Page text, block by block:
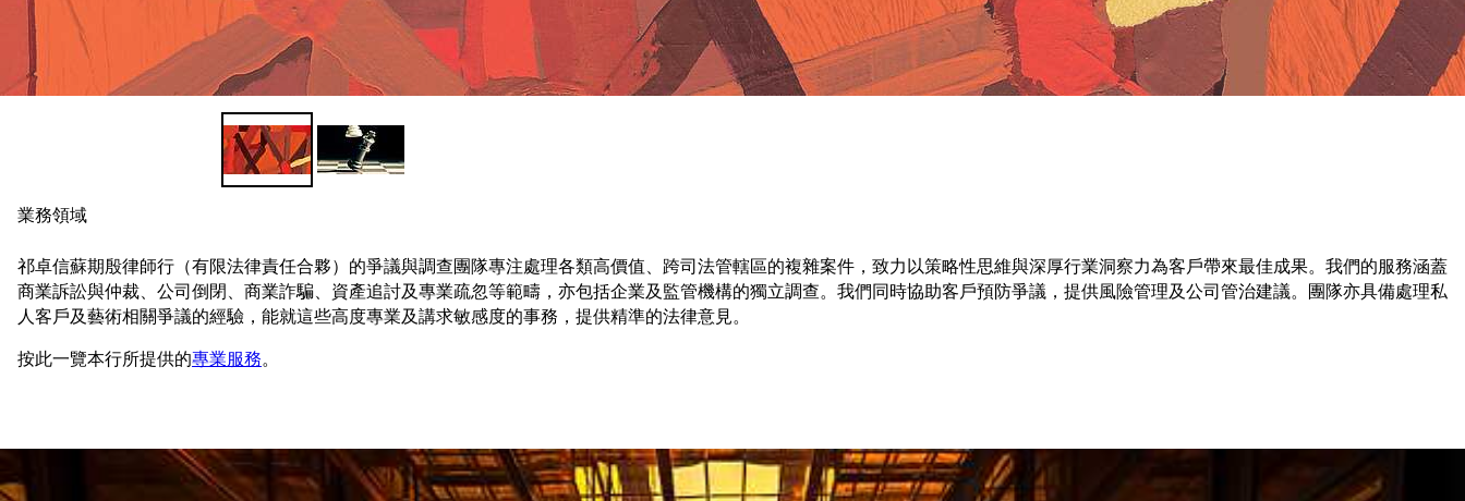
業務領域
祁卓信蘇期殷律師行（有限法律責任合夥）的爭議與調查團隊專注處理各類高價值、跨司法管轄區的複雜案件，致力以策略性思維與深厚行業洞察力為客戶帶來最佳成果。我們的服務涵蓋
商業訴訟與仲裁、公司倒閉、商業詐騙、資產追討及專業疏忽等範疇，亦包括企業及監管機構的獨立調查。我們同時協助客戶預防爭議，提供風險管理及公司管治建議。團隊亦具備處理私
人客戶及藝術相關爭議的經驗，能就這些高度專業及講求敏感度的事務，提供精準的法律意見。
按此一覽本行所提供的專業服務。